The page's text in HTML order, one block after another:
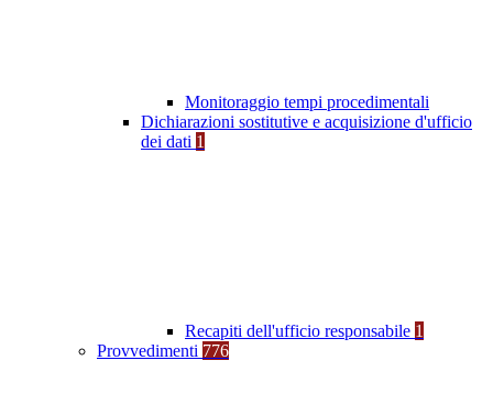
Monitoraggio tempi procedimentali
Dichiarazioni sostitutive e acquisizione d'ufficio
dei dati 1
Recapiti dell'ufficio responsabile 1
Provvedimenti 776